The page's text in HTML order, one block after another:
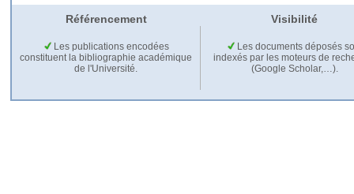
Référencement Visibilité
Les publications encodées
constituent la bibliographie académique
de l'Université.
Les documents déposés
indexés par les moteurs de
(Google Scholar,…).